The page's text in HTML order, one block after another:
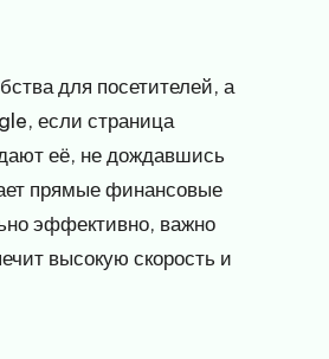
для посетителей, а
если страница
её, не дождавшись
прямые финансовые
эффективно, важно
высокую скорость и